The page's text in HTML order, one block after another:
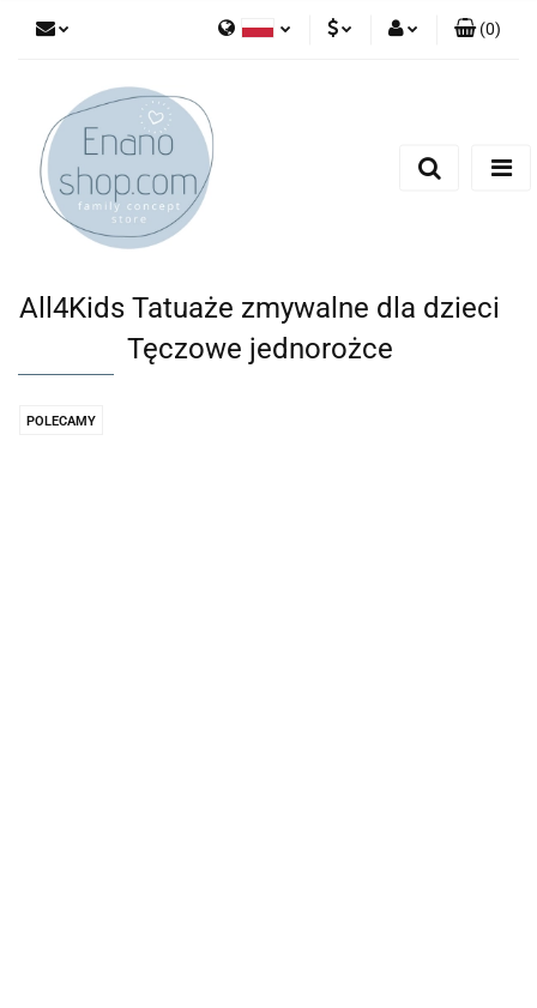
English
(0)
All4Kids Tatuaże zmywalne dla dzieci
Tęczowe jednorożce
POLECAMY